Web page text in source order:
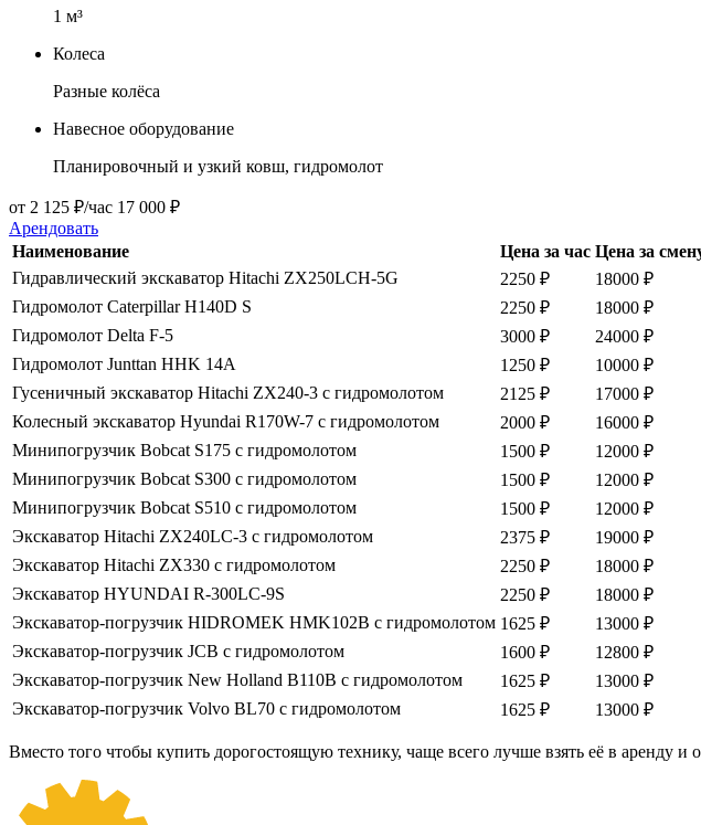
1 м³
Колеса
Разные колёса
Навесное оборудование
Планировочный и узкий ковш, гидромолот
от 2 125 ₽/час 17 000 ₽
Арендовать
Наименование
Цена за час Цена за
Гидравлический экскаватор Hitachi ZX250LCH-5G
2250 ₽
18000 ₽
Гидромолот Caterpillar H140D S
2250 ₽
18000 ₽
Гидромолот Delta F-5
3000 ₽
24000 ₽
Гидромолот Junttan HHK 14A
1250 ₽
10000 ₽
Гусеничный экскаватор Hitachi ZX240-3 с гидромолотом
2125 ₽
17000 ₽
Колесный экскаватор Hyundai R170W-7 с гидромолотом
2000 ₽
16000 ₽
Минипогрузчик Bobcat S175 с гидромолотом
1500 ₽
12000 ₽
Минипогрузчик Bobcat S300 с гидромолотом
1500 ₽
12000 ₽
Минипогрузчик Bobcat S510 с гидромолотом
1500 ₽
12000 ₽
Экскаватор Hitachi ZX240LC-3 с гидромолотом
2375 ₽
19000 ₽
Экскаватор Hitachi ZX330 с гидромолотом
2250 ₽
18000 ₽
Экскаватор HYUNDAI R-300LC-9S
2250 ₽
18000 ₽
Экскаватор-погрузчик HIDROMEK HMK102B с гидромолотом 1625 ₽
13000 ₽
Экскаватор-погрузчик JCB с гидромолотом
1600 ₽
12800 ₽
Экскаватор-погрузчик New Holland B110B с гидромолотом
1625 ₽
13000 ₽
Экскаватор-погрузчик Volvo BL70 с гидромолотом
1625 ₽ 13000 ₽
Вместо того чтобы купить дорогостоящую технику, чаще всего лучше взять её в аренду